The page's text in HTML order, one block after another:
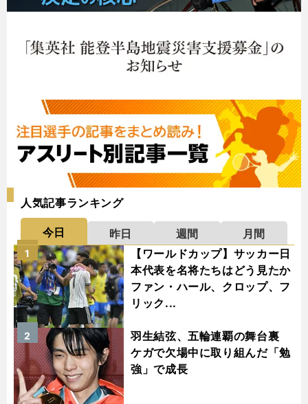
人気記事ランキング
今日 昨日 週間
月間
【ワールドカップ】サッカー日
本代表を名将たちはどう見たか
ファン・ハール、クロップ、フ
リック...
1
羽生結弦、五輪連覇の舞台裏
ケガで欠場中に取り組んだ「勉
強」で成長
2